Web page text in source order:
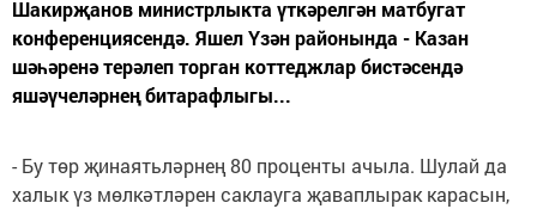
Шакирҗанов министрлыкта үткәрелгән матбугат
конференциясендә. Яшел Үзән районында - Казан
шәһәренә терәлеп торган коттеджлар бистәсендә
яшәүчеләрнең битарафлыгы...
- Бу төр җинаятьләрнең 80 проценты ачыла. Шулай да
халык үз мөлкәтләрен саклауга җаваплырак карасын,